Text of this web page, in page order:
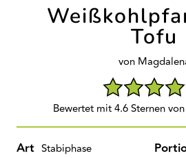
Tofu
von
Bewertet mit 4.6 Sternen
Art Stabiphase